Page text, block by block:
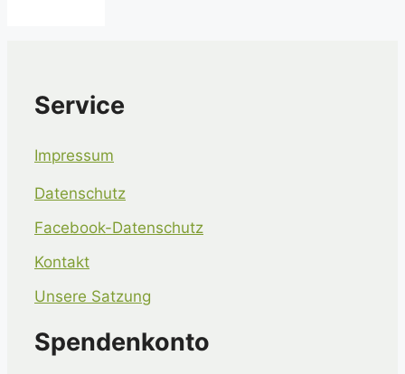
Service
Impressum
Datenschutz
Facebook-Datenschutz
Kontakt
Unsere Satzung
Spendenkonto